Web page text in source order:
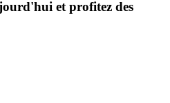
et profitez des